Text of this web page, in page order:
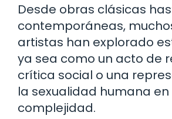
Desde obras clásicas
contemporáneas,
artistas han explorado
ya sea como un acto de
crítica social o una
la sexualidad humana
complejidad.